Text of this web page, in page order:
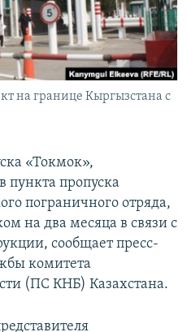
на границе Кыргызстана с
«Токмок»,
пропуска
пограничного отряда,
на два месяца в связи с
сообщает пресс-
комитета
(ПС КНБ) Казахстана.